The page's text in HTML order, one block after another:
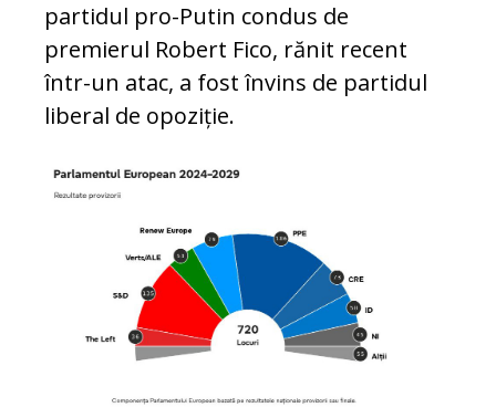
partidul pro-Putin condus de
premierul Robert Fico, rănit recent
într-un atac, a fost învins de partidul
liberal de opoziție.